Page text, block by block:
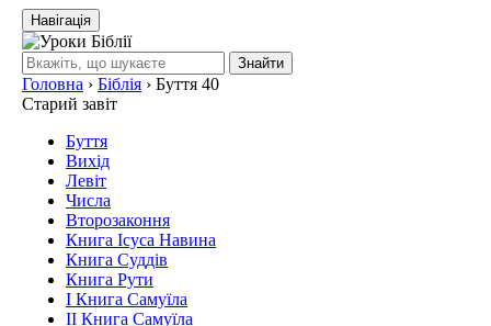
Навігація
Знайти
Головна › Біблія › Буття 40
Старий завіт
Буття
Вихід
Левіт
Числа
Второзаконня
Книга Ісуса Навина
Книга Суддів
Книга Рути
І Книга Самуїла
ІІ Книга Самуїла